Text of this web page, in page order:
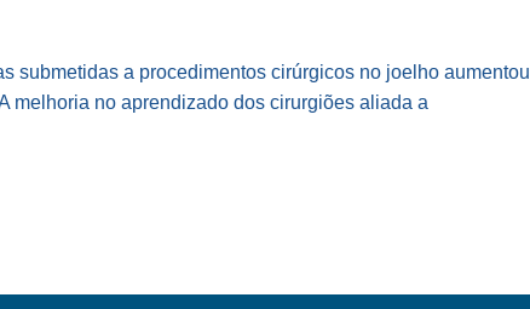
submetidas a procedimentos cirúrgicos no joelho aumentou
melhoria no aprendizado dos cirurgiões aliada a